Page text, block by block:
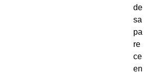
de
sa
pa
re
ce
en